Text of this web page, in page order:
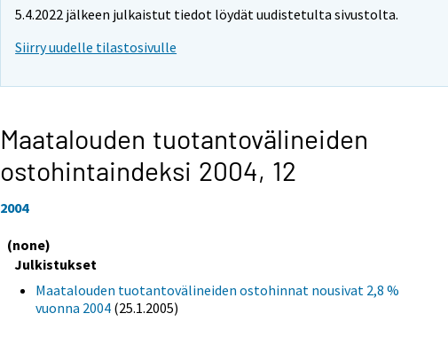
5.4.2022 jälkeen julkaistut tiedot löydät uudistetulta sivustolta.
Siirry uudelle tilastosivulle
Maatalouden tuotantovälineiden
ostohintaindeksi 2004, 12
2004
(none)
Julkistukset
Maatalouden tuotantovälineiden ostohinnat nousivat 2,8 %
vuonna 2004 (25.1.2005)